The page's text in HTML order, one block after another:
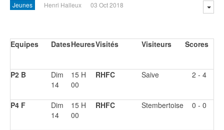
Jeunes Henri Halleux 03 Oct 2018
Equipes DatesHeuresVisités Visiteurs Scores
P2 B
Dim
14
15 H
00
RHFC Saive 2 - 4
P4 F
Dim
14
15 H
00
RHFC Stembertoise 0 - 0